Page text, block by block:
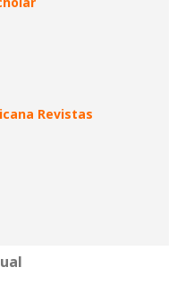
Revistas